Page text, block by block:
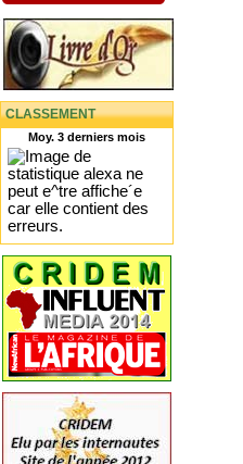
CLASSEMENT
Moy. 3 derniers mois